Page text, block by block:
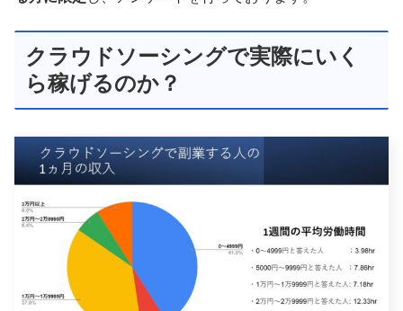
クラウドソーシングで実際にいく
ら稼げるのか？